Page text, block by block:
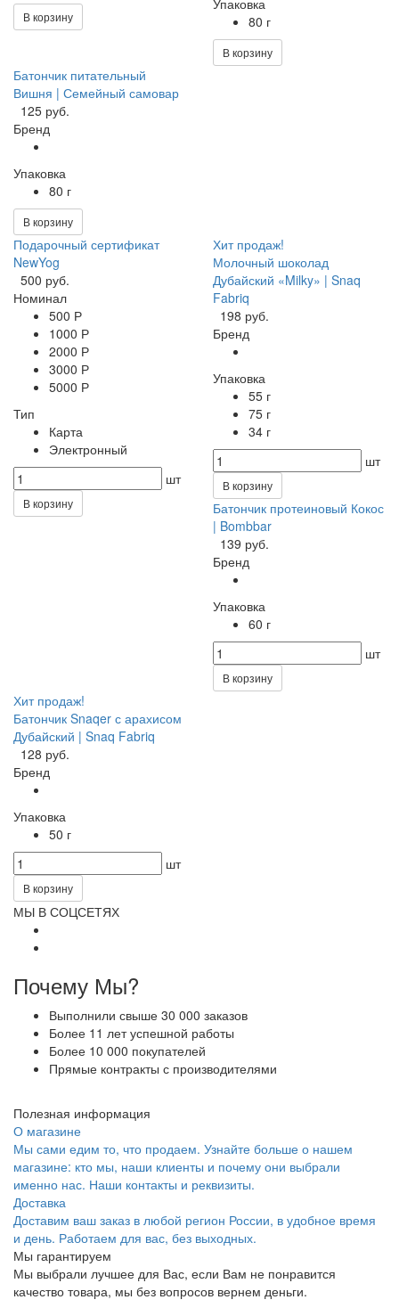
В корзину
80 г
В корзину
Батончик питательный
Вишня | Семейный самовар
125 руб.
Бренд
Упаковка
80 г
В корзину
Подарочный сертификат
NewYog
500 руб.
Номинал
500 Р
1000 Р
2000 Р
3000 Р
5000 Р
Тип
Карта
Электронный
шт
В корзину
Хит продаж!
Молочный шоколад
Дубайский «Milky» | Snaq
Fabriq
198 руб.
Бренд
Упаковка
55 г
75 г
34 г
шт
В корзину
Батончик протеиновый Кокос
| Bombbar
139 руб.
Бренд
Упаковка
60 г
шт
В корзину
Хит продаж!
Батончик Snaqer с арахисом
Дубайский | Snaq Fabriq
128 руб.
Бренд
Упаковка
50 г
шт
В корзину
МЫ В СОЦСЕТЯХ
Почему Мы?
Выполнили свыше 30 000 заказов
Более 11 лет успешной работы
Более 10 000 покупателей
Прямые контракты с производителями
Полезная информация
О магазине
Мы сами едим то, что продаем. Узнайте больше о нашем
магазине: кто мы, наши клиенты и почему они выбрали
именно нас. Наши контакты и реквизиты.
Доставка
Доставим ваш заказ в любой регион России, в удобное время
и день. Работаем для вас, без выходных.
Мы гарантируем
Мы выбрали лучшее для Вас, если Вам не понравится
качество товара, мы без вопросов вернем деньги.